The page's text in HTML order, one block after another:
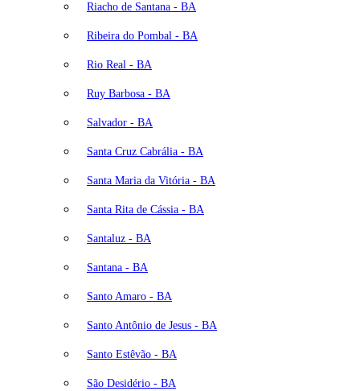
Riacho de Santana - BA
Ribeira do Pombal - BA
Rio Real - BA
Ruy Barbosa - BA
Salvador - BA
Santa Cruz Cabrália - BA
Santa Maria da Vitória - BA
Santa Rita de Cássia - BA
Santaluz - BA
Santana - BA
Santo Amaro - BA
Santo Antônio de Jesus - BA
Santo Estêvão - BA
São Desidério - BA